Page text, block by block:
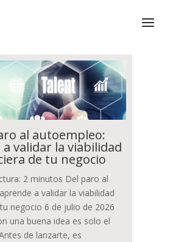
al autoempleo:
validar la viabilidad
de tu negocio
2 minutos Del paro al
a validar la viabilidad
negocio 6 de julio de 2026
una buena idea es solo el
de lanzarte, es